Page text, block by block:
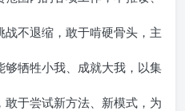
战不退缩，敢于啃硬骨头，主
够牺牲小我、成就大我，以集
敢于尝试新方法、新模式，为